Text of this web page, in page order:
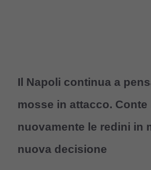
Il Napoli continua a
mosse in attacco. Conte
nuovamente le redini in
nuova decisione